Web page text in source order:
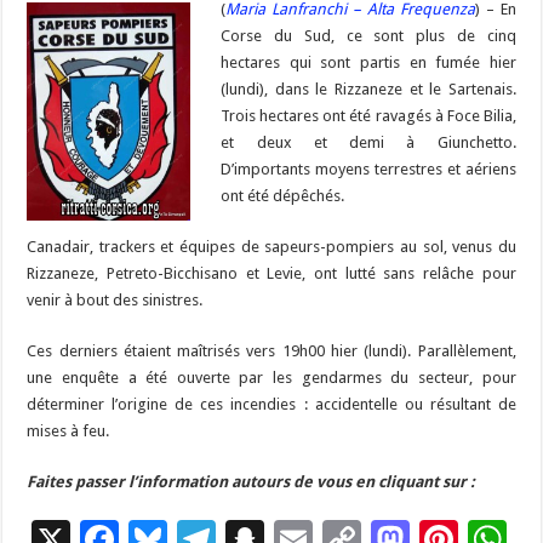
b
o
o
k
ky
gr
a
m
p
c
h
at
l
y
Li
n
k
d
o
n
es
t
p
p
m
bl
r
d
di
t
ai
l
ta
g
er
(Maria Lanfranchi – Alta Frequenza) – En
Corse du Sud, ce sont plus de cinq
hectares qui sont partis en fumée hier
(lundi), dans le Rizzaneze et le Sartenais.
Trois hectares ont été ravagés à Foce Bilia,
et deux et demi à Giunchetto.
D’importants moyens terrestres et aériens
ont été dépêchés.
Canadair, trackers et équipes de sapeurs-pompiers au sol, venus du
Rizzaneze, Petreto-Bicchisano et Levie, ont lutté sans relâche pour
venir à bout des sinistres.
Ces derniers étaient maîtrisés vers 19h00 hier (lundi). Parallèlement,
une enquête a été ouverte par les gendarmes du secteur, pour
déterminer l’origine de ces incendies : accidentelle ou résultant de
mises à feu.
Faites passer l’information autours de vous en cliquant sur :